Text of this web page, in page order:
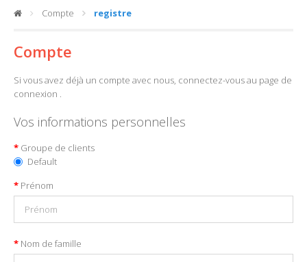
Compte registre
Compte
Si vous avez déjà un compte avec nous, connectez-vous au page de
connexion .
Vos informations personnelles
Groupe de clients
Default
Prénom
Nom de famille